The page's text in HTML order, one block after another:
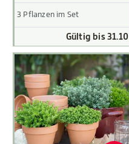
3 Pflanzen im Set
Gültig bis 31.10